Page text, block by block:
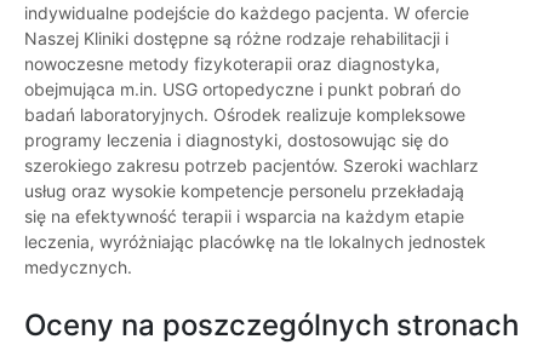
indywidualne podejście do każdego pacjenta. W ofercie
Naszej Kliniki dostępne są różne rodzaje rehabilitacji i
nowoczesne metody fizykoterapii oraz diagnostyka,
obejmująca m.in. USG ortopedyczne i punkt pobrań do
badań laboratoryjnych. Ośrodek realizuje kompleksowe
programy leczenia i diagnostyki, dostosowując się do
szerokiego zakresu potrzeb pacjentów. Szeroki wachlarz
usług oraz wysokie kompetencje personelu przekładają
się na efektywność terapii i wsparcia na każdym etapie
leczenia, wyróżniając placówkę na tle lokalnych jednostek
medycznych.
Oceny na poszczególnych stronach